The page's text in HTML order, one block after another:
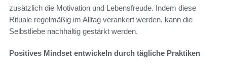
zusätzlich die Motivation und Lebensfreude. Indem diese
Rituale regelmäßig im Alltag verankert werden, kann die
Selbstliebe nachhaltig gestärkt werden.
Positives Mindset entwickeln durch tägliche Praktiken